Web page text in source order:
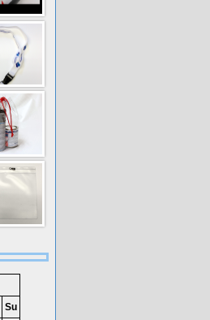
Su